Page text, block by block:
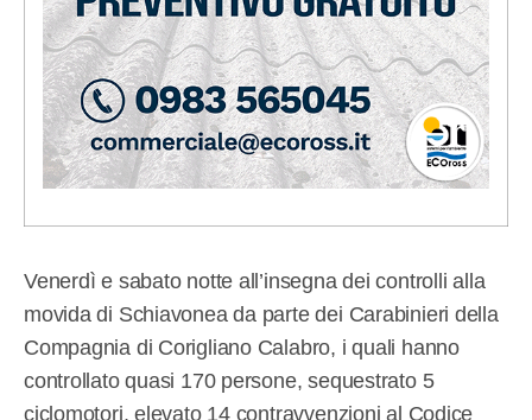
Venerdì e sabato notte all’insegna dei controlli alla
movida di Schiavonea da parte dei Carabinieri della
Compagnia di Corigliano Calabro, i quali hanno
controllato quasi 170 persone, sequestrato 5
ciclomotori, elevato 14 contravvenzioni al Codice